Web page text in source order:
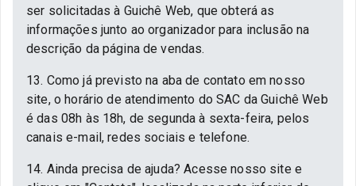
ser solicitadas à Guichê Web, que obterá as
informações junto ao organizador para inclusão na
descrição da página de vendas.
13. Como já previsto na aba de contato em nosso
site, o horário de atendimento do SAC da Guichê Web
é das 08h às 18h, de segunda à sexta-feira, pelos
canais e-mail, redes sociais e telefone.
14. Ainda precisa de ajuda? Acesse nosso site e